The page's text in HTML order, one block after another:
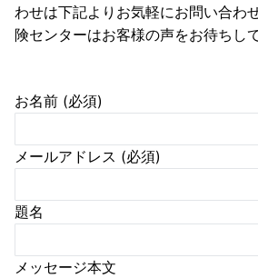
わせは下記よりお気軽にお問い合わ
険センターはお客様の声をお待ちし
お名前 (必須)
メールアドレス (必須)
題名
メッセージ本文